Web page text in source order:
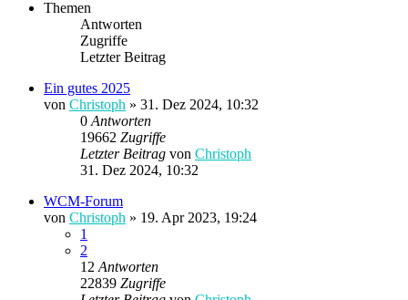
Themen
Antworten
Zugriffe
Letzter Beitrag
Ein gutes 2025
von Christoph » 31. Dez 2024, 10:32
0Antworten
19662 Zugriffe
Letzter Beitrag von Christoph
31. Dez 2024, 10:32
WCM-Forum
von Christoph » 19. Apr 2023, 19:24
1
2
12Antworten
22839 Zugriffe